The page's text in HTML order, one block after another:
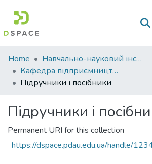
Communities
&
Collections
Statistics
Home
Навчально-науковий інститут економіки, управління, права та інформаційних технологій
Кафедра підприємництва і права
Підручники і посібники
Підручники і
Permanent URI for this collection
https://dspace.pdau.edu.ua/handle/